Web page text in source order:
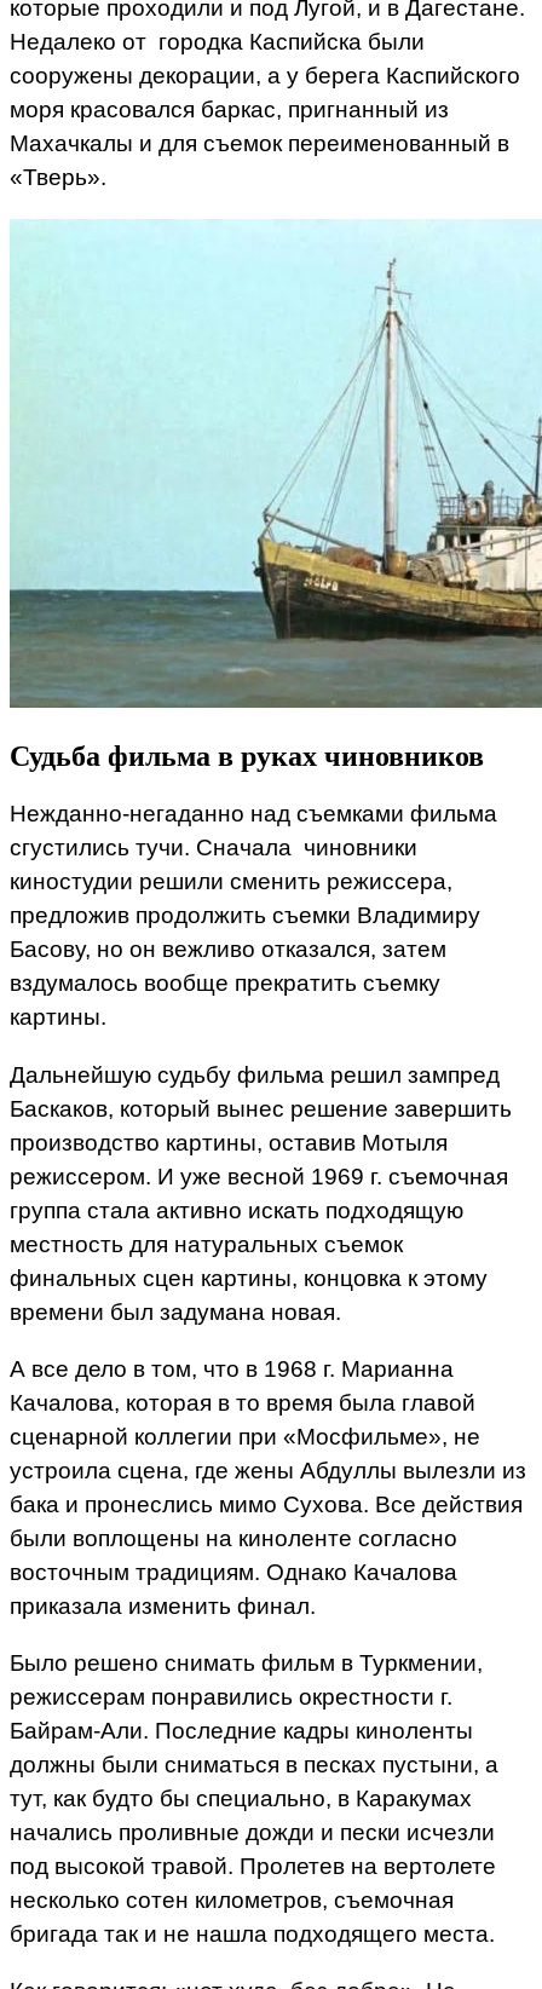
которые проходили и под Лугой, и в Дагестане.
Недалеко от городка Каспийска были
сооружены декорации, а у берега Каспийского
моря красовался баркас, пригнанный из
Махачкалы и для съемок переименованный в
«Тверь».
Судьба фильма в руках чиновников
Нежданно-негаданно над съемками фильма
сгустились тучи. Сначала чиновники
киностудии решили сменить режиссера,
предложив продолжить съемки Владимиру
Басову, но он вежливо отказался, затем
вздумалось вообще прекратить съемку
картины.
Дальнейшую судьбу фильма решил зампред
Баскаков, который вынес решение завершить
производство картины, оставив Мотыля
режиссером. И уже весной 1969 г. съемочная
группа стала активно искать подходящую
местность для натуральных съемок
финальных сцен картины, концовка к этому
времени был задумана новая.
А все дело в том, что в 1968 г. Марианна
Качалова, которая в то время была главой
сценарной коллегии при «Мосфильме», не
устроила сцена, где жены Абдуллы вылезли из
бака и пронеслись мимо Сухова. Все действия
были воплощены на киноленте согласно
восточным традициям. Однако Качалова
приказала изменить финал.
Было решено снимать фильм в Туркмении,
режиссерам понравились окрестности г.
Байрам-Али. Последние кадры киноленты
должны были сниматься в песках пустыни, а
тут, как будто бы специально, в Каракумах
начались проливные дожди и пески исчезли
под высокой травой. Пролетев на вертолете
несколько сотен километров, съемочная
бригада так и не нашла подходящего места.